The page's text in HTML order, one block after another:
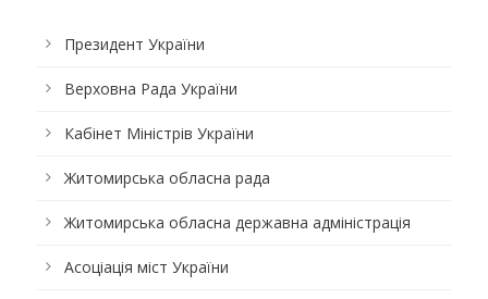
Президент України
Верховна Рада України
Кабінет Міністрів України
Житомирська обласна рада
Житомирська обласна державна адміністрація
Асоціація міст України